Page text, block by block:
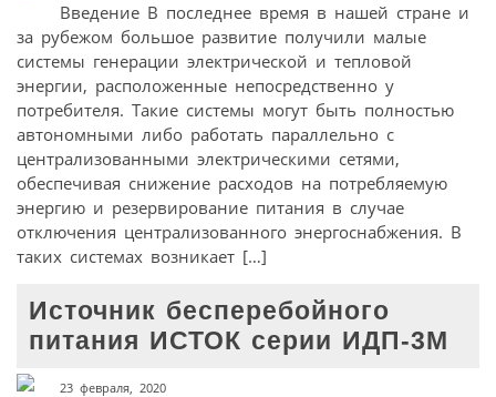
Введение В последнее время в нашей стране и
за рубежом большое развитие получили малые
системы генерации электрической и тепловой
энергии, расположенные непосредственно у
потребителя. Такие системы могут быть полностью
автономными либо работать параллельно с
централизованными электрическими сетями,
обеспечивая снижение расходов на потребляемую
энергию и резервирование питания в случае
отключения централизованного энергоснабжения. В
таких системах возникает […]
Источник бесперебойного
питания ИСТОК серии ИДП-3М
23 февраля, 2020